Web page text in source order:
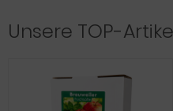
Unsere TOP-